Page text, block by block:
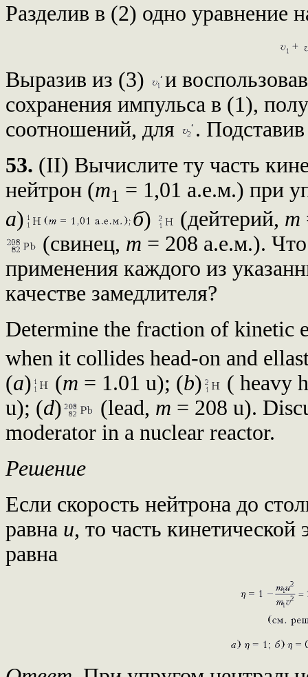
Разделив в (2) одно уравнение
Выразив из (3)
и
сохранения импульса в (1),
соотношений, для
.
53. (II) Вычислите ту часть
нейтрон (m1 = 1,01 а.е.м.) при
а) б) (дейтерий, m
(свинец, m = 208 а.е.м.).
применения каждого из
качестве замедлителя?
Determine the fraction of kinetic
when it collides head-on and
(a) (m = 1.01 u); (b)
( heavy
u); (d) (lead, m = 208 u).
moderator in a nuclear reactor.
Решение
Если скорость нейтрона до
равна u, то часть
равна